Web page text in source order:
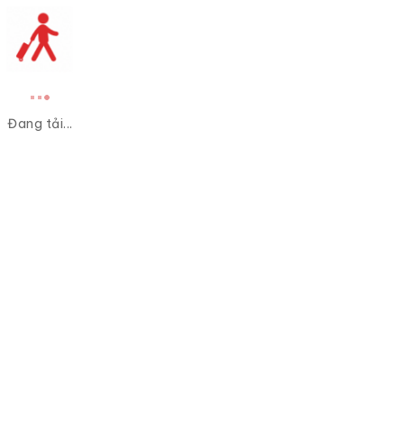
Đang tải...